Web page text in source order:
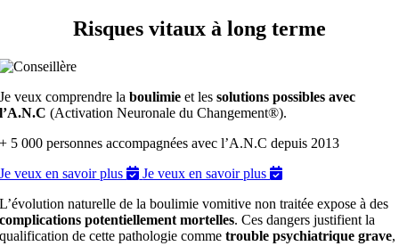
Risques vitaux à long terme
Je veux comprendre laboulimie et lessolutions possibles avec
l’A.N.C (Activation Neuronale du Changement®).
+ 5 000 personnes accompagnées avec l’A.N.C depuis 2013
Je veux en savoir plus
Je veux en savoir plus
L’évolution naturelle de la boulimie vomitive non traitée expose à des
complications potentiellement mortelles. Ces dangers justifient la
qualification de cette pathologie commetrouble psychiatrique grave,